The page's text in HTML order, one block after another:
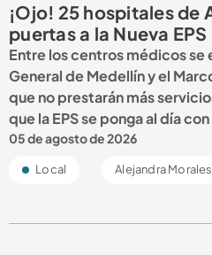
¡Ojo! 25 hospitales de
puertas a la Nueva EPS
Entre los centros médicos se
General de Medellín y el
que no prestarán más
que la EPS se ponga al día
05 de agosto de 2026
Local Alejandra Morales